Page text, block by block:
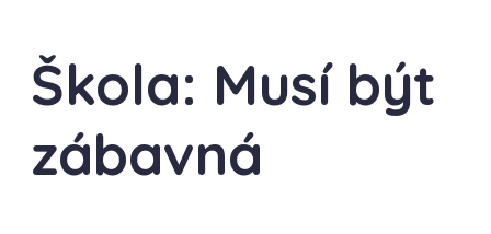
Škola: Musí být
zábavná